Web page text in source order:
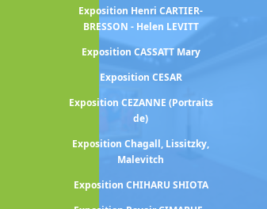
Exposition Henri CARTIER-
BRESSON - Helen LEVITT
Exposition CASSATT Mary
Exposition CESAR
Exposition CEZANNE (Portraits
de)
Exposition Chagall, Lissitzky,
Malevitch
Exposition CHIHARU SHIOTA